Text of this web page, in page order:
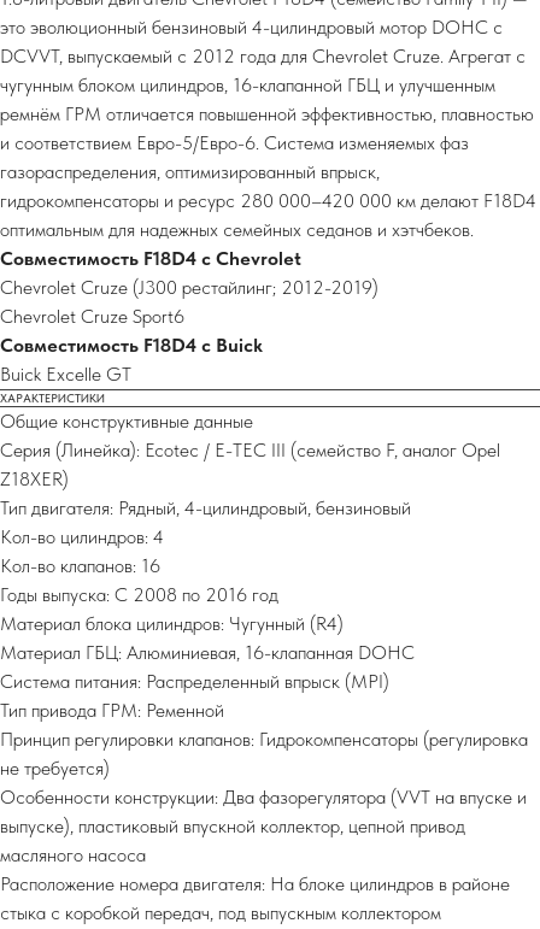
это эволюционный бензиновый 4-цилиндровый мотор DOHC с
DCVVT, выпускаемый с 2012 года для Chevrolet Cruze. Агрегат с
чугунным блоком цилиндров, 16-клапанной ГБЦ и улучшенным
ремнём ГРМ отличается повышенной эффективностью, плавностью
и соответствием Евро-5/Евро-6. Система изменяемых фаз
газораспределения, оптимизированный впрыск,
гидрокомпенсаторы и ресурс 280 000–420 000 км делают F18D4
оптимальным для надежных семейных седанов и хэтчбеков.
Совместимость F18D4 с Chevrolet
Chevrolet Cruze (J300 рестайлинг; 2012-2019)
Chevrolet Cruze Sport6
Совместимость F18D4 с Buick
Buick Excelle GT
ХАРАКТЕРИСТИКИ
Общие конструктивные данные
Серия (Линейка): Ecotec / E-TEC III (семейство F, аналог Opel
Z18XER)
Тип двигателя: Рядный, 4-цилиндровый, бензиновый
Кол-во цилиндров: 4
Кол-во клапанов: 16
Годы выпуска: С 2008 по 2016 год
Материал блока цилиндров: Чугунный (R4)
Материал ГБЦ: Алюминиевая, 16-клапанная DOHC
Система питания: Распределенный впрыск (MPI)
Тип привода ГРМ: Ременной
Принцип регулировки клапанов: Гидрокомпенсаторы (регулировка
не требуется)
Особенности конструкции: Два фазорегулятора (VVT на впуске и
выпуске), пластиковый впускной коллектор, цепной привод
масляного насоса
Расположение номера двигателя: На блоке цилиндров в районе
стыка с коробкой передач, под выпускным коллектором